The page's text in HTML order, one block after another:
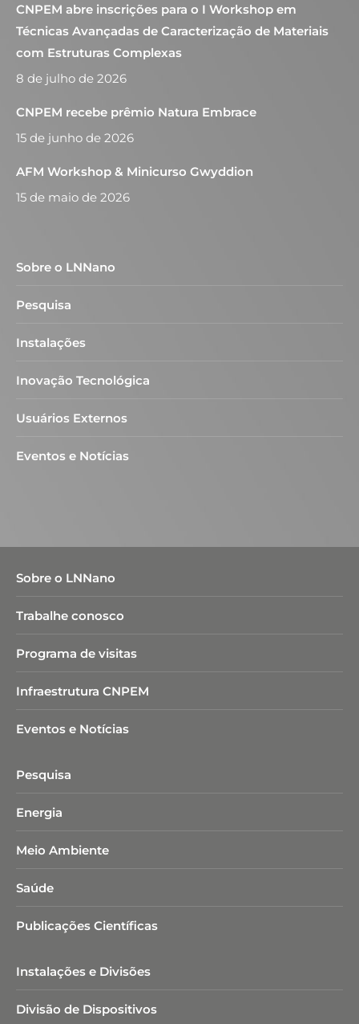
CNPEM abre inscrições para o I Workshop em
Técnicas Avançadas de Caracterização de Materiais
com Estruturas Complexas
8 de julho de 2026
CNPEM recebe prêmio Natura Embrace
15 de junho de 2026
AFM Workshop & Minicurso Gwyddion
15 de maio de 2026
Sobre o LNNano
Pesquisa
Instalações
Inovação Tecnológica
Usuários Externos
Eventos e Notícias
Sobre o LNNano
Trabalhe conosco
Programa de visitas
Infraestrutura CNPEM
Eventos e Notícias
Pesquisa
Energia
Meio Ambiente
Saúde
Publicações Científicas
Instalações e Divisões
Divisão de Dispositivos